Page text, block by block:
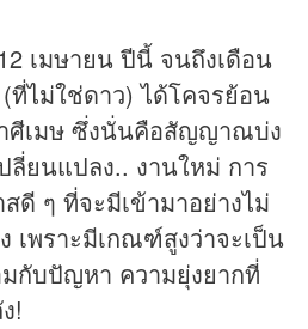
เมษายน ปีนี้ จนถึงเดือน
ที่ไม่ใช่ดาว) ได้โคจรย้อน
ศีเมษ ซึ่งนั่นคือสัญญาณบ่ง
ลี่ยนแปลง.. งานใหม่ การ
ดี ๆ ที่จะมีเข้ามาอย่างไม่
เพราะมีเกณฑ์สูงว่าจะเป็น
กับปัญหา ความยุ่งยากที่
!